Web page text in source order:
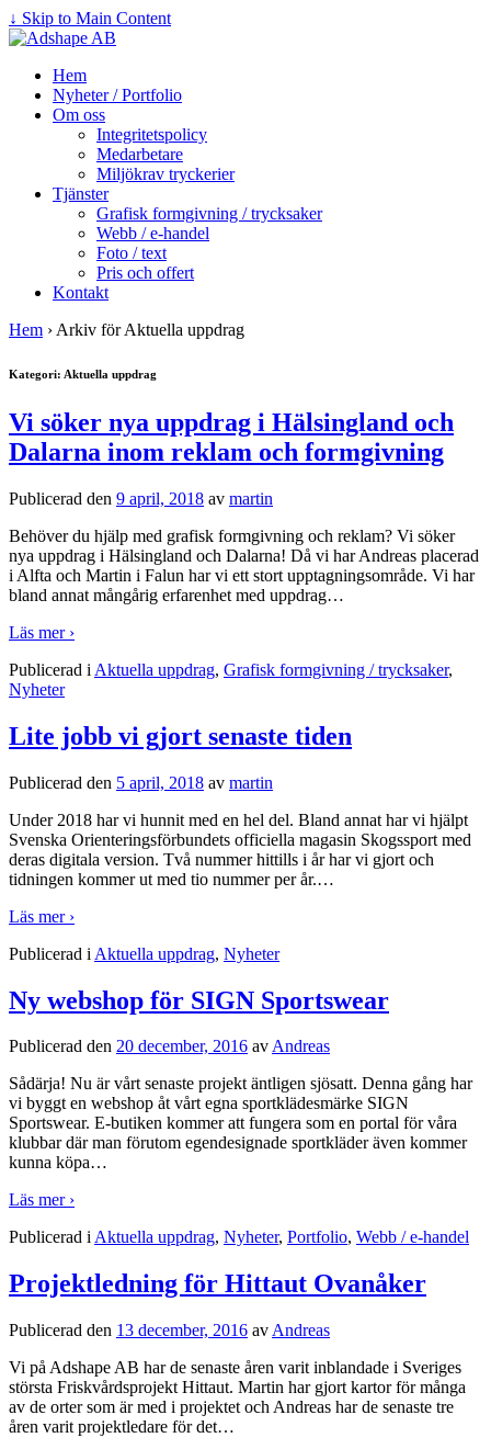
↓ Skip to Main Content
Hem
Nyheter / Portfolio
Om oss
Integritetspolicy
Medarbetare
Miljökrav tryckerier
Tjänster
Grafisk formgivning / trycksaker
Webb / e-handel
Foto / text
Pris och offert
Kontakt
Hem › Arkiv för Aktuella uppdrag
Kategori: Aktuella uppdrag
Vi söker nya uppdrag i Hälsingland och
Dalarna inom reklam och formgivning
Publicerad den 9 april, 2018 av martin
Behöver du hjälp med grafisk formgivning och reklam? Vi söker
nya uppdrag i Hälsingland och Dalarna! Då vi har Andreas placerad
i Alfta och Martin i Falun har vi ett stort upptagningsområde. Vi har
bland annat mångårig erfarenhet med uppdrag…
Läs mer ›
Publicerad i Aktuella uppdrag, Grafisk formgivning / trycksaker,
Nyheter
Lite jobb vi gjort senaste tiden
Publicerad den 5 april, 2018 av martin
Under 2018 har vi hunnit med en hel del. Bland annat har vi hjälpt
Svenska Orienteringsförbundets officiella magasin Skogssport med
deras digitala version. Två nummer hittills i år har vi gjort och
tidningen kommer ut med tio nummer per år.…
Läs mer ›
Publicerad i Aktuella uppdrag, Nyheter
Ny webshop för SIGN Sportswear
Publicerad den 20 december, 2016 avAndreas
Sådärja! Nu är vårt senaste projekt äntligen sjösatt. Denna gång har
vi byggt en webshop åt vårt egna sportklädesmärke SIGN
Sportswear. E-butiken kommer att fungera som en portal för våra
klubbar där man förutom egendesignade sportkläder även kommer
kunna köpa…
Läs mer ›
Publicerad iAktuella uppdrag, Nyheter, Portfolio, Webb / e-handel
Projektledning för Hittaut Ovanåker
Publicerad den 13 december, 2016 av Andreas
Vi på Adshape AB har de senaste åren varit inblandade i Sveriges
största Friskvårdsprojekt Hittaut. Martin har gjort kartor för många
av de orter som är med i projektet och Andreas har de senaste tre
åren varit projektledare för det…